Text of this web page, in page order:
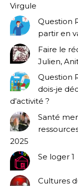
Virgule
Question
partir en
Faire le
Julien,
Question
dois-je
d’activité ?
Santé
2025
Se loger 1
Cultures